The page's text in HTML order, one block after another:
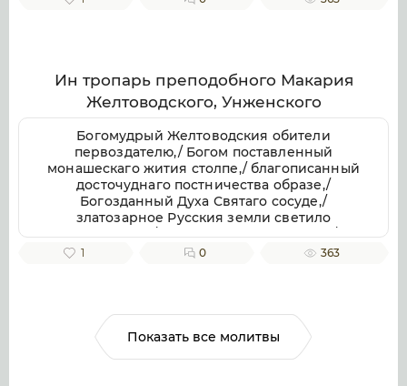
Ин тропарь преподобного Макария
Желтоводского, Унженского
Богомудрый Желтоводския обители
первоздателю,/ Богом поставленный
монашескаго жития столпе,/ благописанный
досточуднаго постничества образе,/
Богозданный Духа Святаго сосуде,/
златозарное Русския земли светило
всесветлое,/ молим тя, отче Макарие,/
светозарною молитв твоих лучею разрешай
1 0 363
Показать все молитвы